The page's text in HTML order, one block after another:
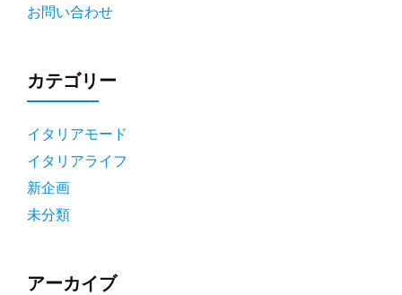
お問い合わせ
カテゴリー
イタリアモード
イタリアライフ
新企画
未分類
アーカイブ